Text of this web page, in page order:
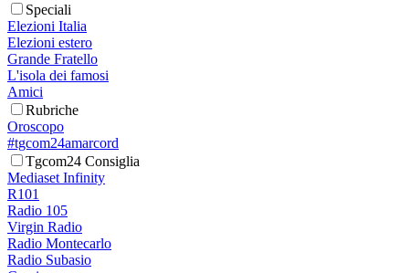
Speciali
Elezioni Italia
Elezioni estero
Grande Fratello
L'isola dei famosi
Amici
Rubriche
Oroscopo
#tgcom24amarcord
Tgcom24 Consiglia
Mediaset Infinity
R101
Radio 105
Virgin Radio
Radio Montecarlo
Radio Subasio